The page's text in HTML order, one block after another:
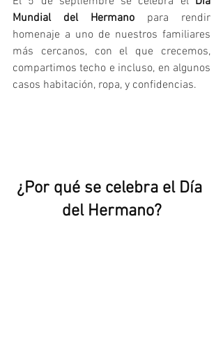
Mundial del Hermano para rendir
homenaje a uno de nuestros familiares
más cercanos, con el que crecemos,
compartimos techo e incluso, en algunos
casos habitación, ropa, y confidencias.
¿Por qué se celebra el Día
del Hermano?